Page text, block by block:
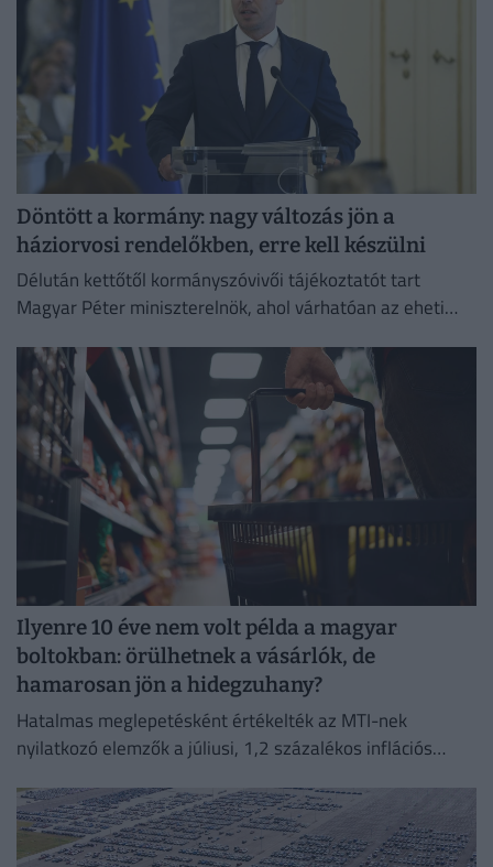
Döntött a kormány: nagy változás jön a
háziorvosi rendelőkben, erre kell készülni
Délután kettőtől kormányszóvivői tájékoztatót tart
Magyar Péter miniszterelnök, ahol várhatóan az eheti
kerül a fókuszba.
Ilyenre 10 éve nem volt példa a magyar
boltokban: örülhetnek a vásárlók, de
hamarosan jön a hidegzuhany?
Hatalmas meglepetésként értékelték az MTI-nek
nyilatkozó elemzők a júliusi, 1,2 százalékos inflációs